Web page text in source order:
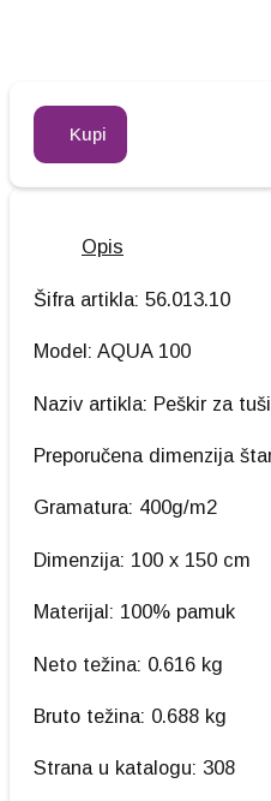
Kupi
Opis
Šifra artikla: 56.013.10
Model: AQUA 100
Naziv artikla: Peškir za
Preporučena dimenzija
Gramatura: 400g/m2
Dimenzija: 100 x 150 cm
Materijal: 100% pamuk
Neto težina: 0.616 kg
Bruto težina: 0.688 kg
Strana u katalogu: 308